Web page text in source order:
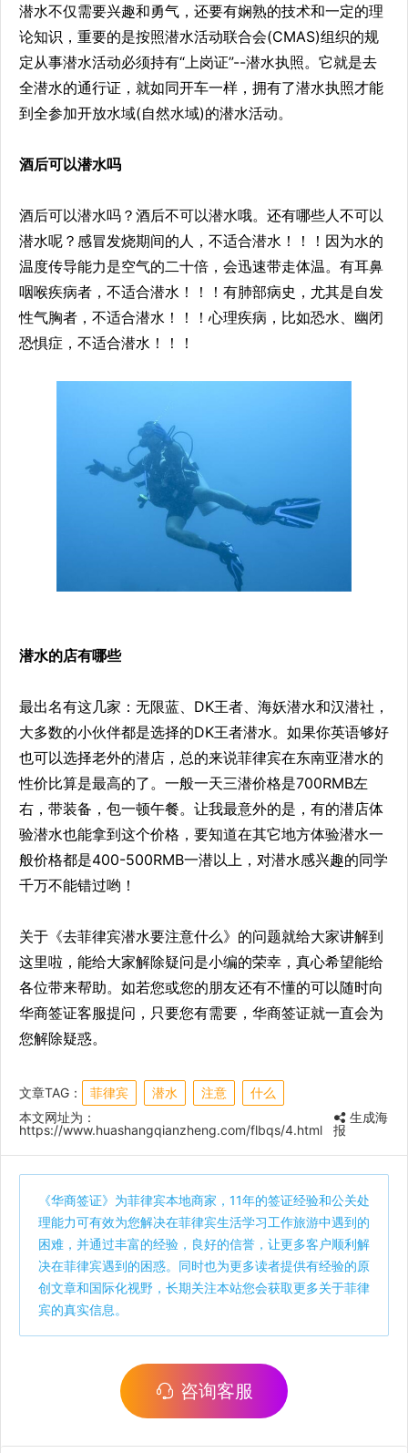
潜水不仅需要兴趣和勇气，还要有娴熟的技术和一定的理
论知识，重要的是按照潜水活动联合会(CMAS)组织的规
定从事潜水活动必须持有“上岗证”--潜水执照。它就是去
全潜水的通行证，就如同开车一样，拥有了潜水执照才能
到全参加开放水域(自然水域)的潜水活动。
酒后可以潜水吗
酒后可以潜水吗？酒后不可以潜水哦。还有哪些人不可以
潜水呢？感冒发烧期间的人，不适合潜水！！！因为水的
温度传导能力是空气的二十倍，会迅速带走体温。有耳鼻
咽喉疾病者，不适合潜水！！！有肺部病史，尤其是自发
性气胸者，不适合潜水！！！心理疾病，比如恐水、幽闭
恐惧症，不适合潜水！！！
潜水的店有哪些
最出名有这几家：无限蓝、DK王者、海妖潜水和汉潜社，
大多数的小伙伴都是选择的DK王者潜水。如果你英语够好
也可以选择老外的潜店，总的来说菲律宾在东南亚潜水的
性价比算是最高的了。一般一天三潜价格是700RMB左
右，带装备，包一顿午餐。让我最意外的是，有的潜店体
验潜水也能拿到这个价格，要知道在其它地方体验潜水一
般价格都是400-500RMB一潜以上，对潜水感兴趣的同学
千万不能错过哟！
关于《去菲律宾潜水要注意什么》的问题就给大家讲解到
这里啦，能给大家解除疑问是小编的荣幸，真心希望能给
各位带来帮助。如若您或您的朋友还有不懂的可以随时向
华商签证客服提问，只要您有需要，华商签证就一直会为
您解除疑惑。
文章TAG： 菲律宾 潜水 注意
什么
本文网址为：
https://www.huashangqianzheng.com/flbqs/4.html
生成海
报
《华商签证》为菲律宾本地商家，11年的签证经验和公关处
理能力可有效为您解决在菲律宾生活学习工作旅游中遇到的
困难，并通过丰富的经验，良好的信誉，让更多客户顺利解
决在菲律宾遇到的困惑。同时也为更多读者提供有经验的原
创文章和国际化视野，长期关注本站您会获取更多关于菲律
宾的真实信息。
咨询客服